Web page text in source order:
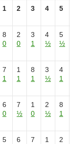
1 2 3 4 5
8
0
2
0
3
1
4
½
5
½
7
1
1
1
8
1
3
½
4
1
6
0
7
½
1
0
2
½
8
1
5
6
7
1
2